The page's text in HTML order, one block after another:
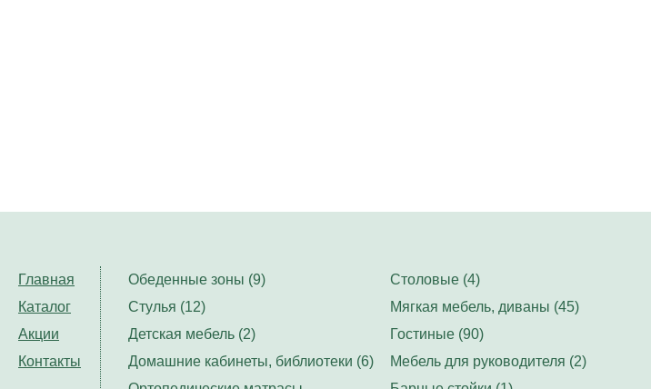
Главная
Каталог
Акции
Контакты
Обеденные зоны (9) Столовые (4)
Стулья (12)
Мягкая мебель, диваны (45)
Детская мебель (2)
Гостиные (90)
Домашние кабинеты, библиотеки (6)
Мебель для руководителя (2)